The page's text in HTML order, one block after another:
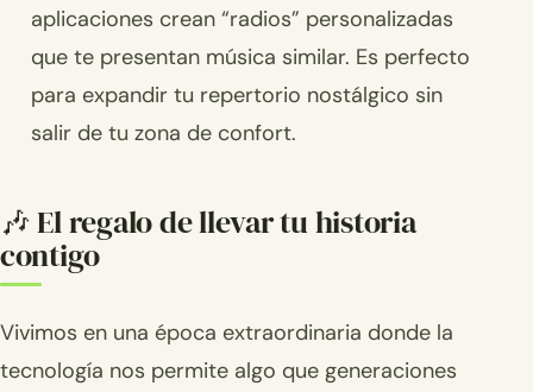
aplicaciones crean “radios” personalizadas
que te presentan música similar. Es perfecto
para expandir tu repertorio nostálgico sin
salir de tu zona de confort.
🎶 El regalo de llevar tu historia
contigo
Vivimos en una época extraordinaria donde la
tecnología nos permite algo que generaciones